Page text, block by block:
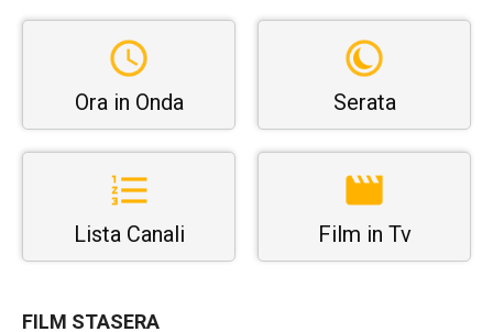
Ora in Onda Serata
Lista Canali Film in Tv
FILM STASERA